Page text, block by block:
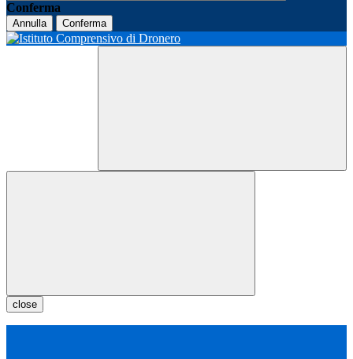
Conferma
Annulla Conferma
close